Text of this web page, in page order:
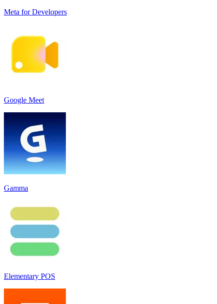
Meta for Developers
Google Meet
Gamma
Elementary POS